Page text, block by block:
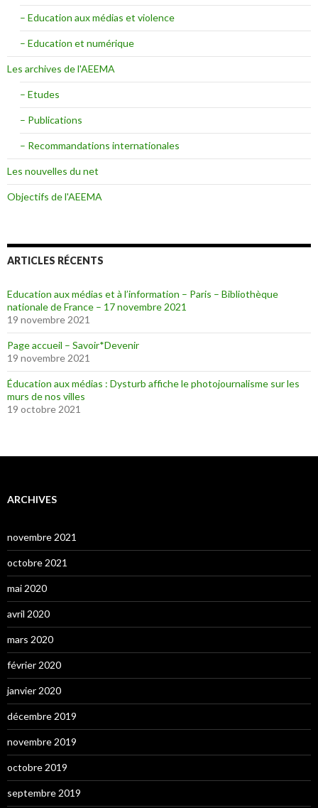
– Education aux médias et violence
– Education et numérique
Les archives de l'AEEMA
– Etudes
– Publications
– Recommandations internationales
Les nouvelles du net
Objectifs de l'AEEMA
ARTICLES RÉCENTS
Education aux médias et à l’information – Paris – Bibliothèque
nationale de France – 17 novembre 2021
19 novembre 2021
Page accueil – Savoir*Devenir
19 novembre 2021
Éducation aux médias : Dysturb affiche le photojournalisme sur les
murs de nos villes
19 octobre 2021
ARCHIVES
novembre 2021
octobre 2021
mai 2020
avril 2020
mars 2020
février 2020
janvier 2020
décembre 2019
novembre 2019
octobre 2019
septembre 2019